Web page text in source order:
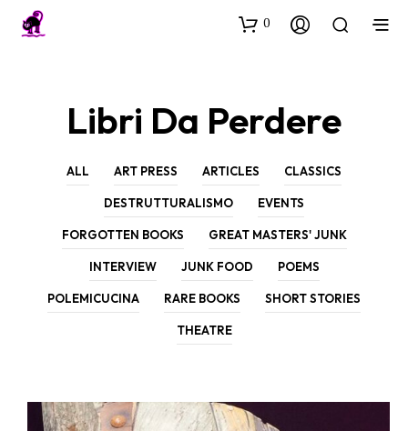
0
Libri Da Perdere
ALL ART PRESS ARTICLES CLASSICS
DESTRUTTURALISMO EVENTS
FORGOTTEN BOOKS GREAT MASTERS' JUNK
INTERVIEW JUNK FOOD POEMS
POLEMICUCINA RARE BOOKS SHORT STORIES
THEATRE